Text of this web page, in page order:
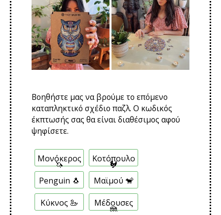
Βοηθήστε μας να βρούμε το επόμενο
καταπληκτικό σχέδιο παζλ. Ο κωδικός
έκπτωσής σας θα είναι διαθέσιμος αφού
ψηφίσετε.
Π
λ
α
π
λ
Μονόκερος
🦄
Κοτόπουλο
🐓
Penguin 🐧
Μαϊμού 🐒
Κύκνος 🦢 Μέδουσες
🪼